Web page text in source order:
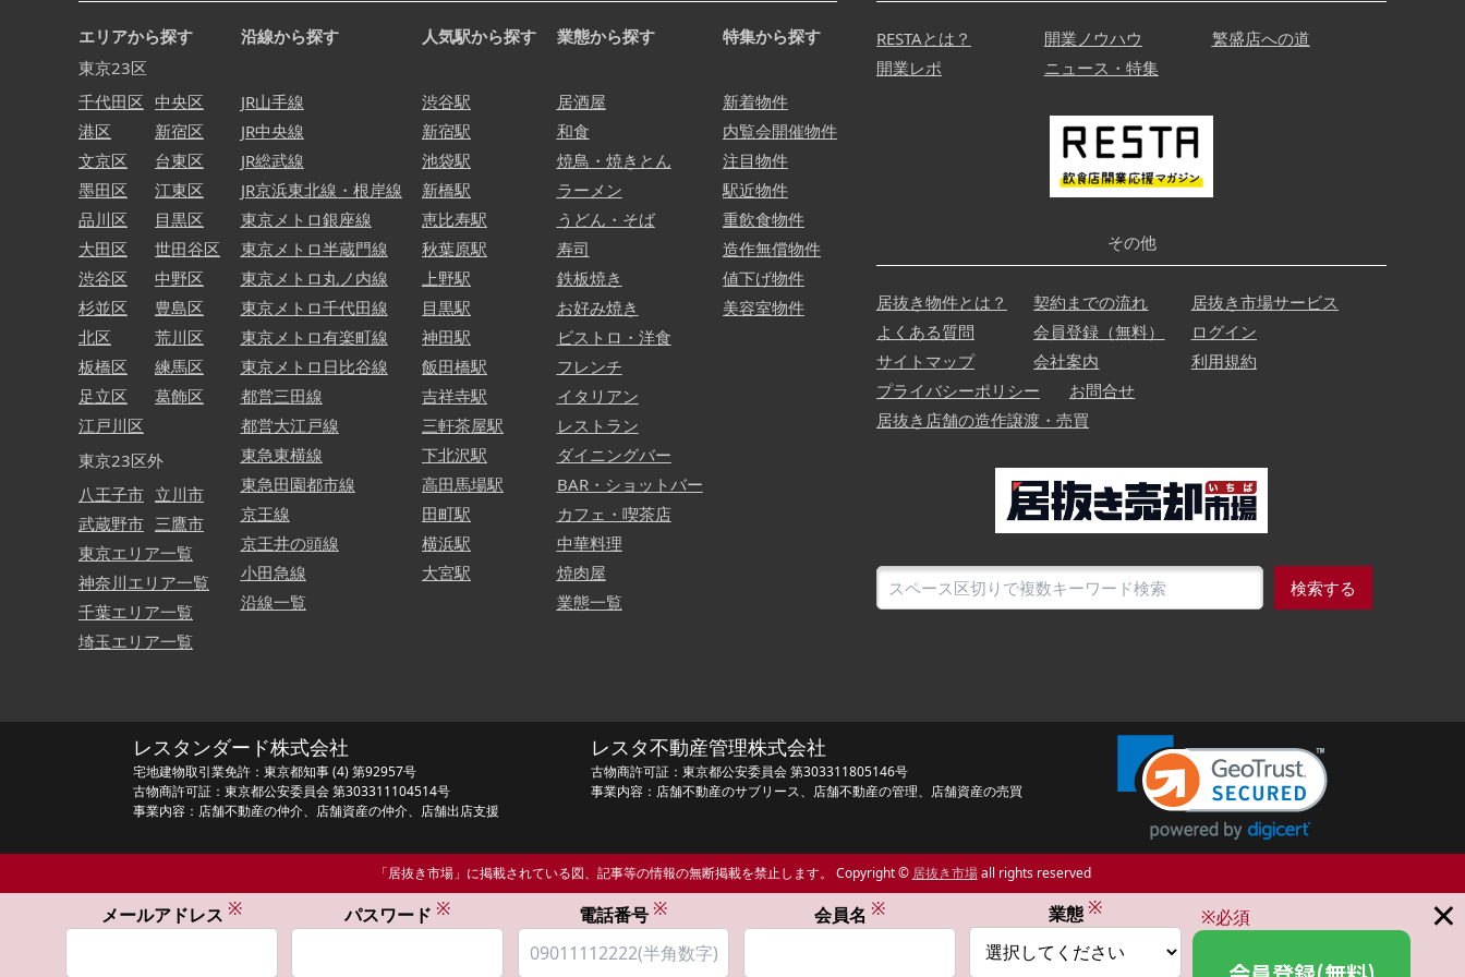
エリアから探す
東京23区
千代田区
港区
文京区
墨田区
品川区
大田区
渋谷区
杉並区
北区
板橋区
足立区
江戸川区
中央区
新宿区
台東区
江東区
目黒区
世田谷区
中野区
豊島区
荒川区
練馬区
葛飾区
東京23区外
八王子市
武蔵野市
立川市
三鷹市
東京エリア一覧
神奈川エリア一覧
千葉エリア一覧
埼玉エリア一覧
沿線から探す
JR山手線
JR中央線
JR総武線
JR京浜東北線・根岸線
東京メトロ銀座線
東京メトロ半蔵門線
東京メトロ丸ノ内線
東京メトロ千代田線
東京メトロ有楽町線
東京メトロ日比谷線
都営三田線
都営大江戸線
東急東横線
東急田園都市線
京王線
京王井の頭線
小田急線
沿線一覧
人気駅から探す
渋谷駅
新宿駅
池袋駅
新橋駅
恵比寿駅
秋葉原駅
上野駅
目黒駅
神田駅
飯田橋駅
吉祥寺駅
三軒茶屋駅
下北沢駅
高田馬場駅
田町駅
横浜駅
大宮駅
業態から探す
居酒屋
和食
焼鳥・焼きとん
ラーメン
うどん・そば
寿司
鉄板焼き
お好み焼き
ビストロ・洋食
フレンチ
イタリアン
レストラン
ダイニングバー
BAR・ショットバー
カフェ・喫茶店
中華料理
焼肉屋
業態一覧
特集から探す
新着物件
内覧会開催物件
注目物件
駅近物件
重飲食物件
造作無償物件
値下げ物件
美容室物件
RESTAとは？ 開業ノウハウ
繁盛店への道
開業レポ
ニュース・特集
その他
居抜き物件とは？ 契約までの流れ
居抜き市場サービス
よくある質問
会員登録（無料）
ログイン
サイトマップ
会社案内
利用規約
プライバシーポリシー
お問合せ
居抜き店舗の造作譲渡・売買
検索する
レスタンダード株式会社
宅地建物取引業免許：東京都知事 (4) 第92957号
古物商許可証：東京都公安委員会 第303311104514号
事業内容：店舗不動産の仲介、店舗資産の仲介、店舗出店支援
レスタ不動産管理株式会社
古物商許可証：東京都公安委員会 第303311805146号
事業内容：店舗不動産のサブリース、店舗不動産の管理、店舗資産の売買
「居抜き市場」に掲載されている図、記事等の情報の無断掲載を禁止します。 Copyright © 居抜き市場all rights reserved
×
メールアドレス ※ パスワード ※ 電話番号 ※ 会員名 ※ 業態 ※ ※必須